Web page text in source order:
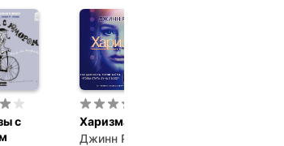
информационно-
продолжать эту
с
Харизма
Джинн Райан